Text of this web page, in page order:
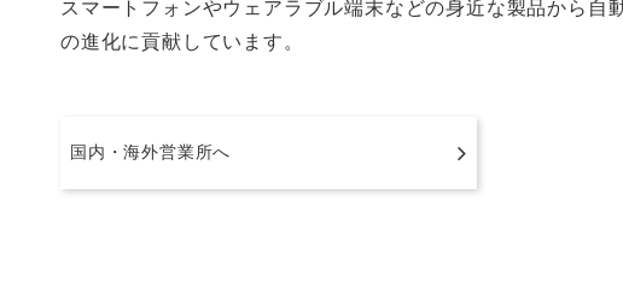
スマートフォンやウェアラブル端末などの身近な製品から
の進化に貢献しています。
国内・海外営業所へ